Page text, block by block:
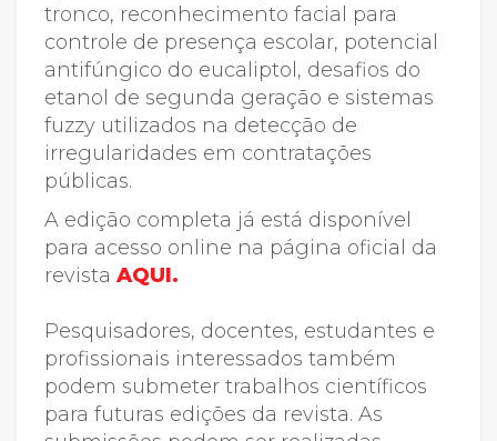
tronco, reconhecimento facial para
controle de presença escolar, potencial
antifúngico do eucaliptol, desafios do
etanol de segunda geração e sistemas
fuzzy utilizados na detecção de
irregularidades em contratações
públicas.
A edição completa já está disponível
para acesso online na página oficial da
revista AQUI.
Pesquisadores, docentes, estudantes e
profissionais interessados também
podem submeter trabalhos científicos
para futuras edições da revista. As